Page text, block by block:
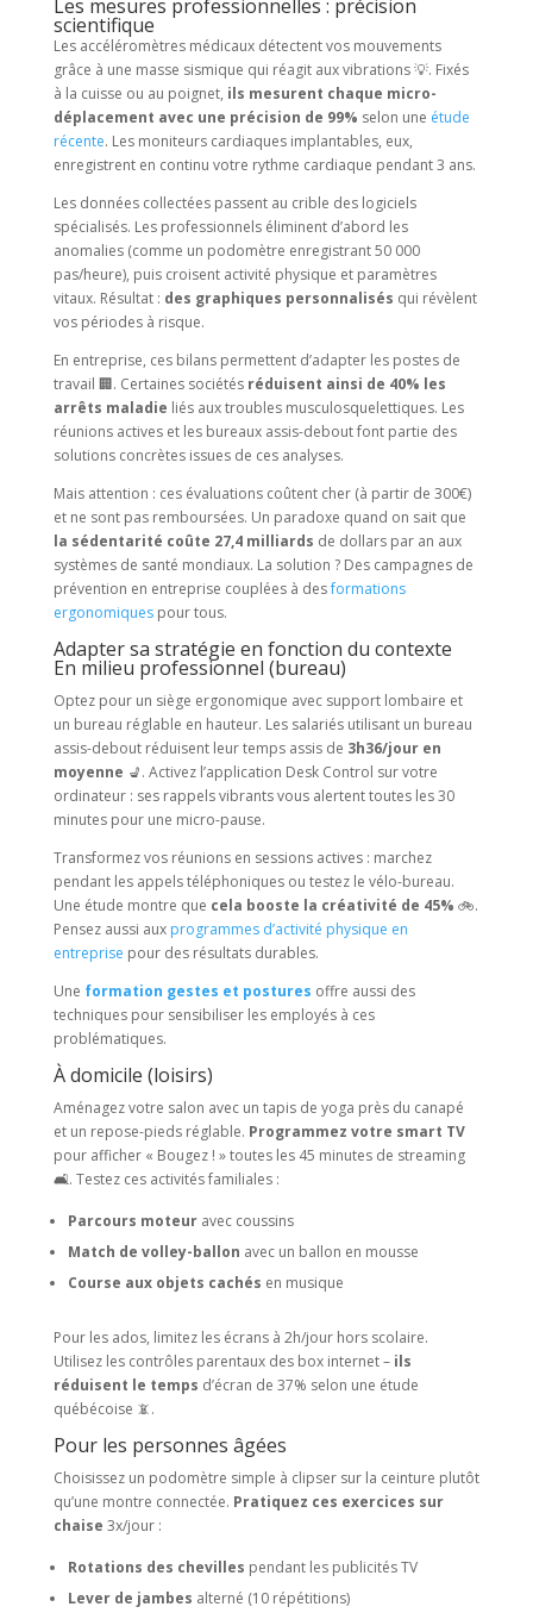
Les mesures professionnelles : précision
scientifique
Les accéléromètres médicaux détectent vos mouvements
grâce à une masse sismique qui réagit aux vibrations 💡. Fixés
à la cuisse ou au poignet, ils mesurent chaque micro-
déplacement avec une précision de 99% selon une étude
récente. Les moniteurs cardiaques implantables, eux,
enregistrent en continu votre rythme cardiaque pendant 3 ans.
Les données collectées passent au crible des logiciels
spécialisés. Les professionnels éliminent d’abord les
anomalies (comme un podomètre enregistrant 50 000
pas/heure), puis croisent activité physique et paramètres
vitaux. Résultat : des graphiques personnalisés qui révèlent
vos périodes à risque.
En entreprise, ces bilans permettent d’adapter les postes de
travail 🏢. Certaines sociétés réduisent ainsi de 40% les
arrêts maladie liés aux troubles musculosquelettiques. Les
réunions actives et les bureaux assis-debout font partie des
solutions concrètes issues de ces analyses.
Mais attention : ces évaluations coûtent cher (à partir de 300€)
et ne sont pas remboursées. Un paradoxe quand on sait que
la sédentarité coûte 27,4 milliards de dollars par an aux
systèmes de santé mondiaux. La solution ? Des campagnes de
prévention en entreprise couplées à desformations
ergonomiquespour tous.
Adapter sa stratégie en fonction du contexte
En milieu professionnel (bureau)
Optez pour un siège ergonomique avec support lombaire et
un bureau réglable en hauteur. Les salariés utilisant un bureau
assis-debout réduisent leur temps assis de 3h36/jour en
moyenne 💺. Activez l’application Desk Control sur votre
ordinateur : ses rappels vibrants vous alertent toutes les 30
minutes pour une micro-pause.
Transformez vos réunions en sessions actives : marchez
pendant les appels téléphoniques ou testez le vélo-bureau.
Une étude montre que cela booste la créativité de 45% 🚲.
Pensez aussi aux programmes d’activité physique en
entreprise pour des résultats durables.
Une formation gestes et postures offre aussi des
techniques pour sensibiliser les employés à ces
problématiques.
À domicile (loisirs)
Aménagez votre salon avec un tapis de yoga près du canapé
et un repose-pieds réglable. Programmez votre smart TV
pour afficher « Bougez ! » toutes les 45 minutes de streaming
🛋️. Testez ces activités familiales :
Parcours moteuravec coussins
Match de volley-ballon avec un ballon en mousse
Course aux objets cachés en musique
Pour les ados, limitez les écrans à 2h/jour hors scolaire.
Utilisez les contrôles parentaux des box internet – ils
réduisent le temps d’écran de 37% selon une étude
québécoise 📵.
Pour les personnes âgées
Choisissez un podomètre simple à clipser sur la ceinture plutôt
qu’une montre connectée. Pratiquez ces exercices sur
chaise 3x/jour :
Rotations des chevilles pendant les publicités TV
Lever de jambes alterné (10 répétitions)